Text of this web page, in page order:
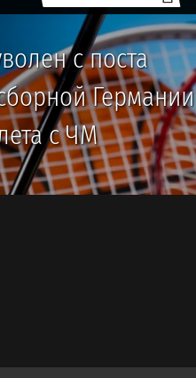
с поста
Германии
с ЧМ